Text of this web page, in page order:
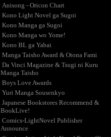
Anisong - Oricon Chart
Kono Light Novel ga Sugoi
Kono Manga ga Sugoi
Kono Manga wo Yome!
Kono BL ga Yabai
Manga Taisho Award & Otona Fami
Da Vinci Magazine & Tsugi ni Kuru
Manga Taisho
Boys Love Awards
Yuri Manga Sousenkyo
Japanese Bookstores Recommend &
BookLive!
Comics-LightNovel Publisher
Announce